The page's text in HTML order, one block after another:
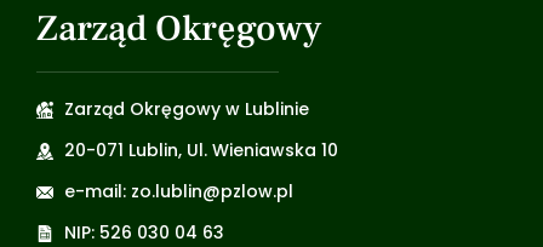
Zarząd Okręgowy
Zarząd Okręgowy w Lublinie
20-071 Lublin, Ul. Wieniawska 10
e-mail: zo.lublin@pzlow.pl
NIP: 526 030 04 63